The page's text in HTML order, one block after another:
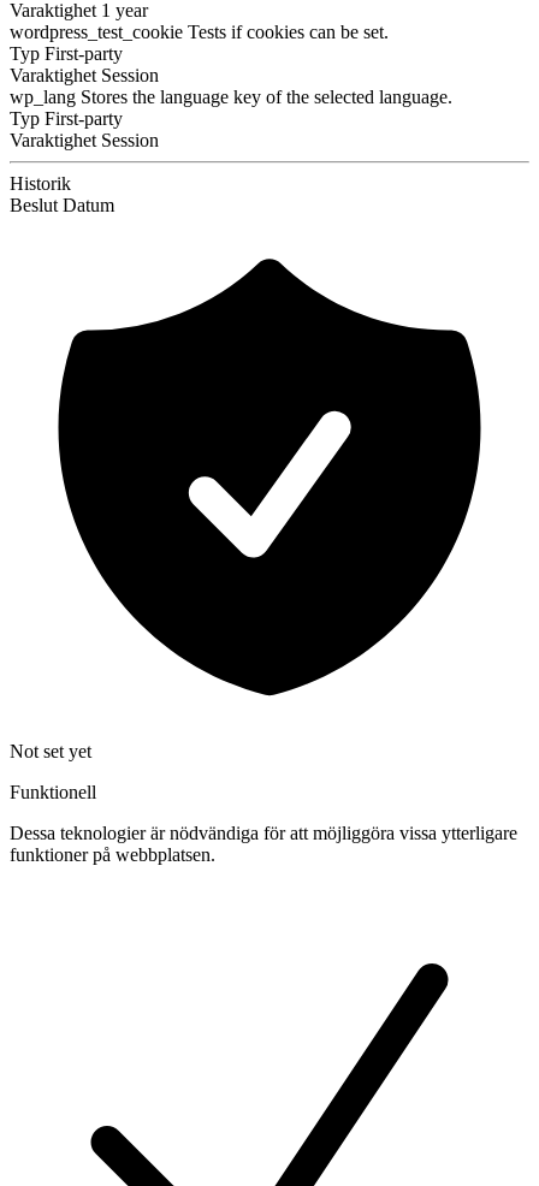
Varaktighet 1 year
wordpress_test_cookie Tests if cookies can be set.
Typ First-party
Varaktighet Session
wp_lang Stores the language key of the selected language.
Typ First-party
Varaktighet Session
Historik
Beslut Datum
Not set yet
Funktionell
Dessa teknologier är nödvändiga för att möjliggöra vissa ytterligare
funktioner på webbplatsen.